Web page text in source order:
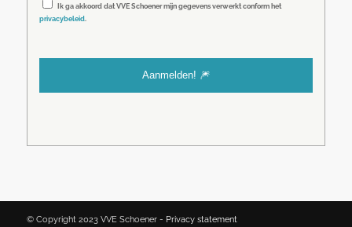
Ik ga akkoord dat VVE Schoener mijn gegevens verwerkt conform het
privacybeleid.
© Copyright 2023 VVE Schoener - Privacy statement